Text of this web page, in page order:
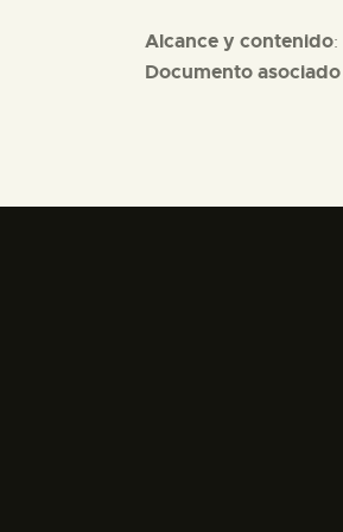
Alcance y contenido
Documento asociado